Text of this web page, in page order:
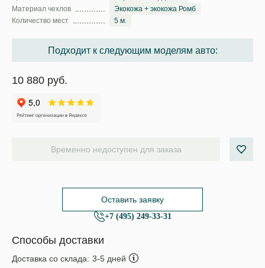
Материал чехлов
Экокожа + экокожа Ромб
Количество мест
5 м.
Подходит к следующим моделям авто:
10 880 руб.
Временно недоступен для заказа
Оставить заявку
+7 (495) 249-33-31
Способы доставки
Доставка со склада: 3-5 дней